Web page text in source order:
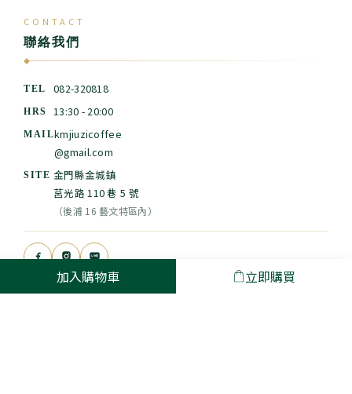
加入購物車 立即購買
CONTACT
聯絡我們
◆
TEL 082-320818
HRS 13:30 - 20:00
MAILkmjiuzicoffee
@gmail.com
SITE 金門縣金城鎮
莒光路 110 巷 5 號
（後浦 16 藝文特區內）